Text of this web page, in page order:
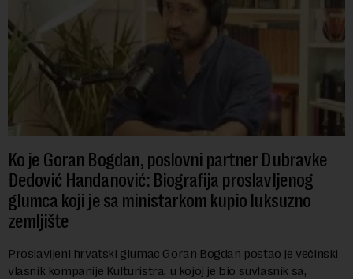
Ko je Goran Bogdan, poslovni partner Dubravke
Đedović Handanović: Biografija proslavljenog
glumca koji je sa ministarkom kupio luksuzno
zemljište
Proslavljeni hrvatski glumac Goran Bogdan postao je većinski
vlasnik kompanije Kulturistra, u kojoj je bio suvlasnik sa,